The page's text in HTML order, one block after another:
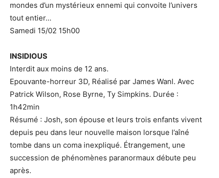
mondes d’un mystérieux ennemi qui convoite l’univers
tout entier…
Samedi 15/02 15h00
INSIDIOUS
Interdit aux moins de 12 ans.
Epouvante-horreur 3D, Réalisé par James Wanl. Avec
Patrick Wilson, Rose Byrne, Ty Simpkins. Durée :
1h42min
Résumé : Josh, son épouse et leurs trois enfants vivent
depuis peu dans leur nouvelle maison lorsque l’aîné
tombe dans un coma inexpliqué. Étrangement, une
succession de phénomènes paranormaux débute peu
après.